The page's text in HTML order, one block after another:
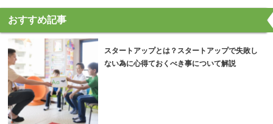
おすすめ記事
スタートアップとは？スタートアップで失敗し
ない為に心得ておくべき事について解説